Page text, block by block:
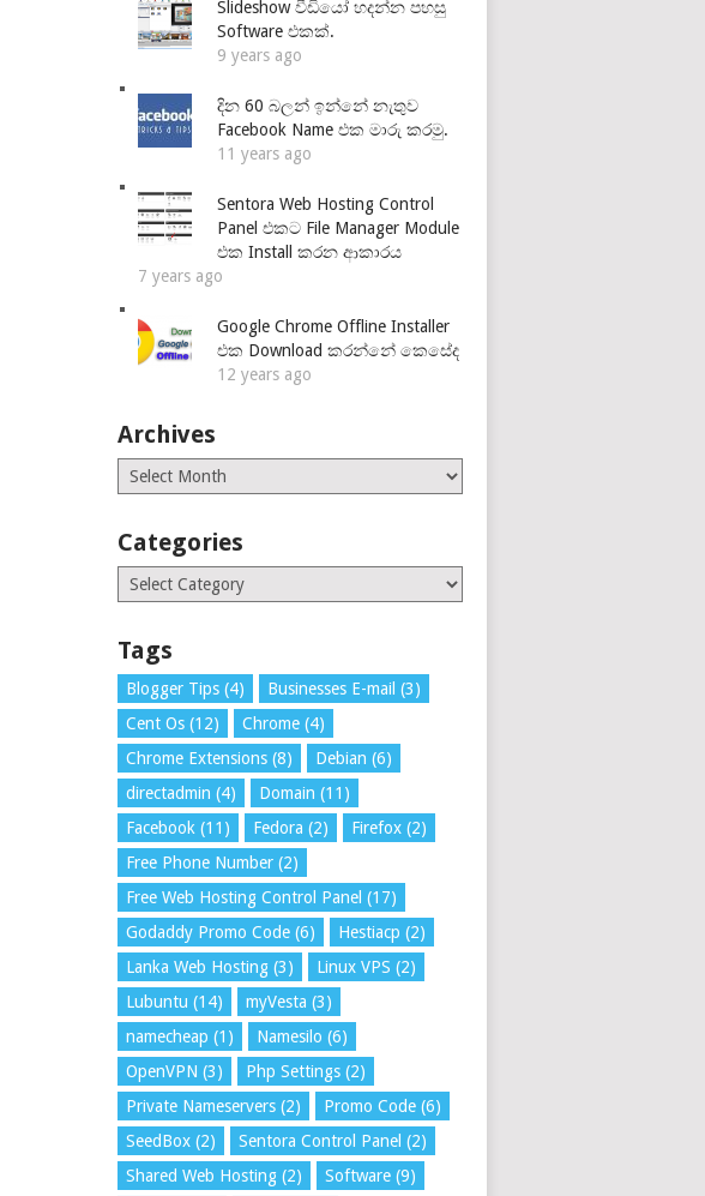
Slideshow වීඩියෝ හදන්න පහසු
Software එකක්.
9 years ago
දින 60 බලන් ඉන්නේ නැතුව
Facebook Name එක මාරු කරමු.
11 years ago
Sentora Web Hosting Control
Panel එකට File Manager Module
එක Install කරන ආකාරය
7 years ago
Google Chrome Offline Installer
එක Download කරන්නේ කෙසේද
12 years ago
Archives
Archives
Categories
Categories
Tags
Blogger Tips (4) Businesses E-mail (3)
Cent Os (12) Chrome (4)
Chrome Extensions (8) Debian (6)
directadmin (4) Domain (11)
Facebook (11) Fedora (2) Firefox (2)
Free Phone Number (2)
Free Web Hosting Control Panel (17)
Godaddy Promo Code (6) Hestiacp (2)
Lanka Web Hosting (3) Linux VPS (2)
Lubuntu (14) myVesta (3)
namecheap (1) Namesilo (6)
OpenVPN (3) Php Settings (2)
Private Nameservers (2) Promo Code (6)
SeedBox (2) Sentora Control Panel (2)
Shared Web Hosting (2) Software (9)